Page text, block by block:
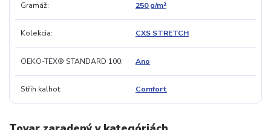
Gramáž 250 g/m²
Kolekcia CXS STRETCH
OEKO-TEX® STANDARD 100 Ano
Střih kalhot Comfort